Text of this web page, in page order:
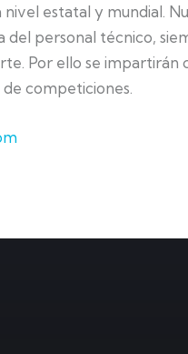
estatal y mundial.
del personal técnico,
Por ello se impartirán
competiciones.